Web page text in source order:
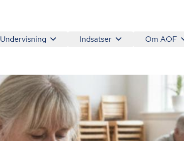
Undervisning Indsatser Om AOF